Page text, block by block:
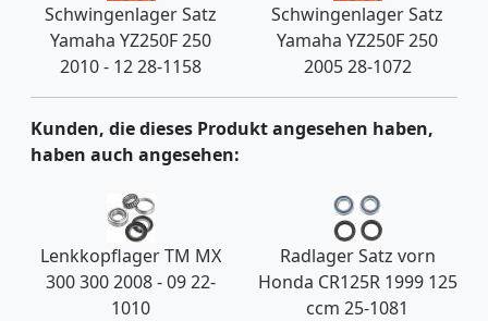
Schwingenlager Satz
Yamaha YZ250F 250
2010 - 12 28-1158
Schwingenlager Satz
Yamaha YZ250F 250
2005 28-1072
Kunden, die dieses Produkt angesehen haben,
haben auch angesehen:
Lenkkopflager TM MX
300 300 2008 - 09 22-
1010
Radlager Satz vorn
Honda CR125R 1999 125
ccm 25-1081